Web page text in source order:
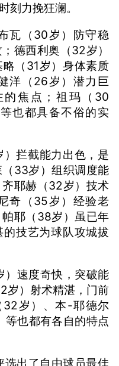
刻力挽狂澜。
瓦（30岁）防守稳
德西利奥（32岁）
（31岁）身体素质
洋（26岁）潜力巨
的焦点；祖玛（30
也都具备不俗的实
拦截能力出色，是
33岁）组织调度能
耶赫（32岁）技术
奇（35岁）经验老
耶（38岁）虽已年
技艺为球队攻城拔
速度奇快，突破能
岁）射术精湛，门前
岁）、本-耶德尔
等也都有各自的特点